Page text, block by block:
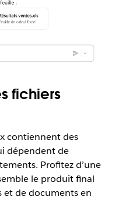
fichiers
contiennent des
dépendent de
Profitez d’une
le produit final
et de documents en